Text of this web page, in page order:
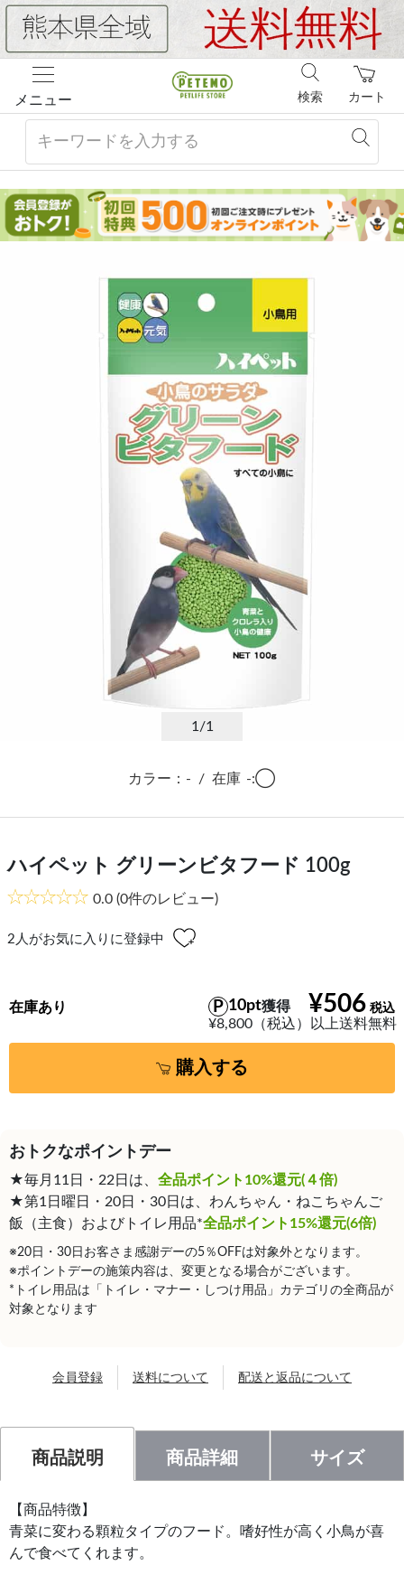
メニュー カート
検索
1/1
カラー：- / 在庫 -:◯
ハイペット グリーンビタフード 100g
0.0 (0件のレビュー)
2 人がお気に入りに登録中
¥506
10pt獲得
¥8,800（税込）以上送料無料
在庫あり
購入する
おトクなポイントデー
★毎月11日・22日は、 全品ポイント10%還元(４倍)
★第1日曜日・20日・30日は、わんちゃん・ねこちゃんご
飯（主食）およびトイレ用品*全品ポイント15%還元(6倍)
※20日・30日お客さま感謝デーの5％OFFは対象外となります。
※ポイントデーの施策内容は、変更となる場合がございます。
*トイレ用品は「トイレ・マナー・しつけ用品」カテゴリの全商品が
対象となります
会員登録 送料について 配送と返品について
商品説明 商品詳細 サイズ
【商品特徴】
青菜に変わる顆粒タイプのフード。嗜好性が高く小鳥が喜
んで食べてくれます。